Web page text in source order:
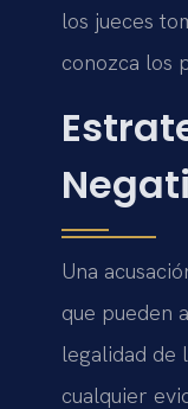
los jueces
conozca los
Una
que pueden
legalidad de
cualquier